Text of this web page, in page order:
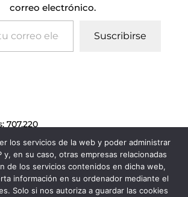
correo electrónico.
Suscribirse
707.220
los servicios de la web y poder administrar
y, en su caso, otras empresas relacionadas
de los servicios contenidos en dicha web,
información en su ordenador mediante el
Solo si nos autoriza a guardar las cookies